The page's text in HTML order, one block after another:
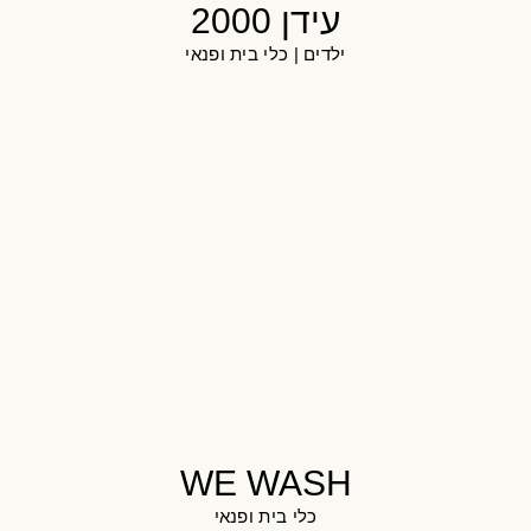
עידן 2000
ילדים | כלי בית ופנאי
WE WASH
כלי בית ופנאי